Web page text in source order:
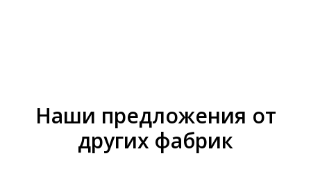
Наши предложения от
других фабрик